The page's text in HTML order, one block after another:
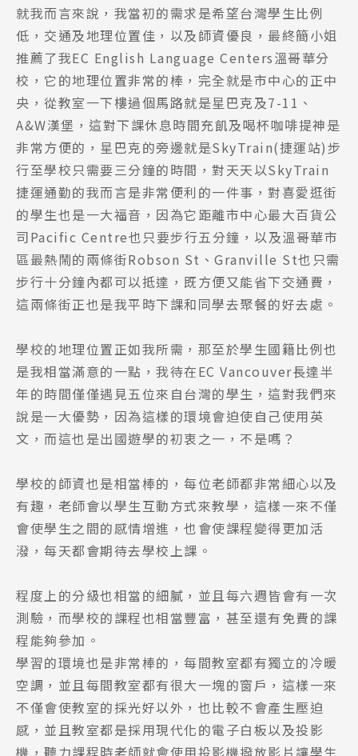
就我而言來說，我當初的需求是希望台灣學生比例
低，交通及地理位置佳，以及師資優良，最終簡小姐
推薦了我EC English Language Centers溫哥華分
校，它的地理位置非常的棒，完全就是市中心的正中
央，從教室一下樓過個馬路就是星巴克及7-11、
A&W漢堡，這對下課休息時間充飢及喝杯咖啡提神是
非常方便的，星巴克的旁邊就是SkyTrain(捷運站)步
行至學校只需要三分鐘的時間，對天天以SkyTrain
捷運通勤的我而言是非常便利的一件事，對喜愛逛街
的學生也是一大福音，因為它距離市中心最大百貨公
司Pacific Centre也只要步行五分鐘，以及溫哥華市
區最熱鬧的兩條街Robson St、Granville St也只需
步行十分鐘內都可以抵達，既方便又能省下交通費，
這兩條街正也是我平時下課和同學去聚餐的好去處。
學校的地理位置正如我所需，那至於學生國籍比例也
是我相當滿意的一點，我待在EC Vancouver長達半
年的時間僅僅遇見五位來自台灣的學生，這對我們來
說是一大優勢，因為這樣的環境會迫使自己使用英
文，而這也是出國遊學的初衷之一，不是嗎？
學校的師資也是相當棒的，每位老師都非常細心以及
有趣，老師會以學生互動方式來教學，這樣一來不僅
會使學生之間的感情增進，也會使課程變得更加活
潑，每天都會期待去學校上課。
程度上的分級也相當的細膩，並且每六週皆會有一次
測驗，而學校的課程也相當豐富，甚至還有免費的課
程能夠參加。
學習的環境也是非常棒的，每間教室都有獨立的冷暖
空調，並且每間教室都有很大一塊的窗戶，這樣一來
不僅會使教室的採光好以外，也比較不會產生壓迫
感，並且教室都是採用現代化的電子白板以及投影